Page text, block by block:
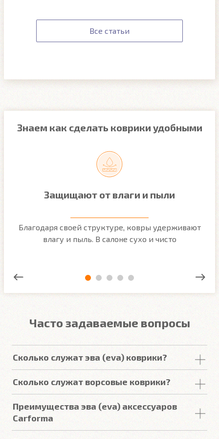
Все статьи
Знаем как сделать коврики удобными
Защищают от влаги и пыли
Благодаря своей структуре, ковры удерживают
влагу и пыль. В салоне сухо и чисто
Часто задаваемые вопросы
Сколько служат эва (eva) коврики?
покрытий изЕВА в среднем составляет 2-3
.
увеличивающие срок службы.
Сколько служат ворсовые коврики?
составляет от 2 до 5лет. У некоторых наших
клиентовони прослужили более 10
Преимущества эва (eva) аксессуаров
Carforma